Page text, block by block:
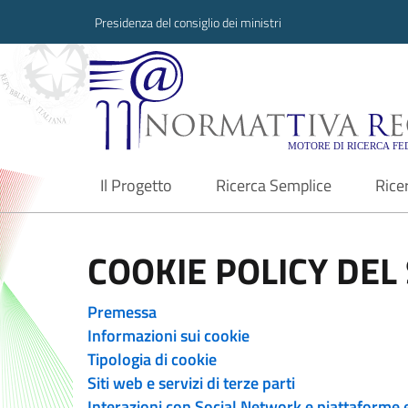
Presidenza del consiglio dei ministri
Normattiva
Il Progetto
current Ricerca Semplice
COOKIE POLICY
Premessa
Informazioni sui cookie
Tipologia di cookie
Siti web e servizi di terze parti